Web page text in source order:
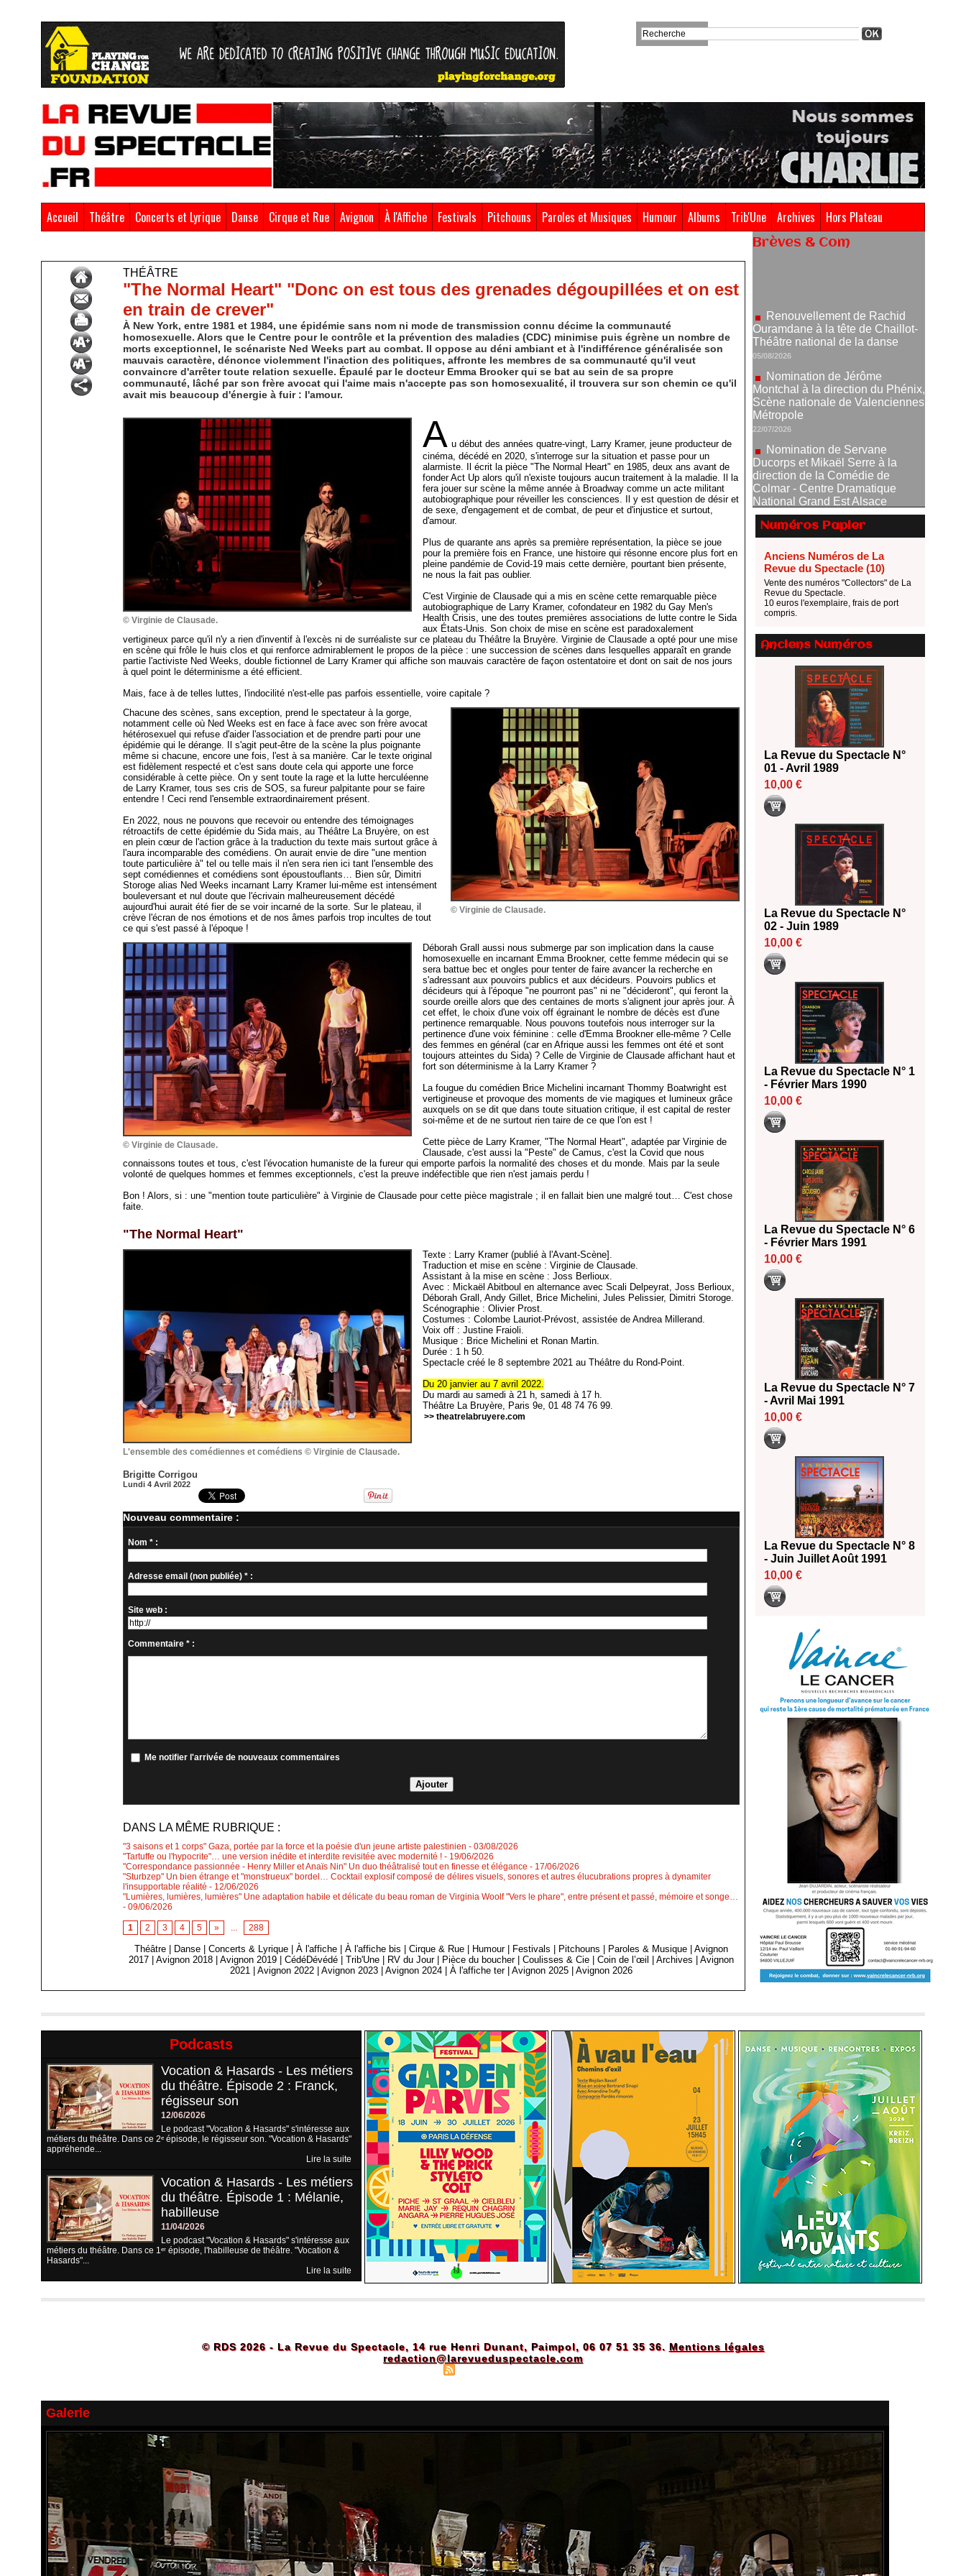
Accueil Théâtre Concerts et Lyrique Danse Cirque et Rue Avignon À l'Affiche Festivals Pitchouns Paroles et Musiques Humour Albums Trib'Une Archives Hors Plateau
THÉÂTRE
"The Normal Heart" "Donc on est tous des grenades dégoupillées et on est
en train de crever"
À New York, entre 1981 et 1984, une épidémie sans nom ni mode de transmission connu décime la communauté
homosexuelle. Alors que le Centre pour le contrôle et la prévention des maladies (CDC) minimise puis égrène un nombre de
morts exceptionnel, le scénariste Ned Weeks part au combat. Il oppose au déni ambiant et à l'indifférence généralisée son
mauvais caractère, dénonce violemment l'inaction des politiques, affronte les membres de sa communauté qu'il veut
convaincre d'arrêter toute relation sexuelle. Épaulé par le docteur Emma Brooker qui se bat au sein de sa propre
communauté, lâché par son frère avocat qui l'aime mais n'accepte pas son homosexualité, il trouvera sur son chemin ce qu'il
avait mis beaucoup d'énergie à fuir : l'amour.
© Virginie de Clausade.
A u début des années quatre-vingt, Larry Kramer, jeune producteur de
cinéma, décédé en 2020, s'interroge sur la situation et passe pour un
alarmiste. Il écrit la pièce "The Normal Heart" en 1985, deux ans avant de
fonder Act Up alors qu'il n'existe toujours aucun traitement à la maladie. Il la
fera jouer sur scène la même année à Broadway comme un acte militant
autobiographique pour réveiller les consciences. Il y est question de désir et
de sexe, d'engagement et de combat, de peur et d'injustice et surtout,
d'amour.
Plus de quarante ans après sa première représentation, la pièce se joue
pour la première fois en France, une histoire qui résonne encore plus fort en
pleine pandémie de Covid-19 mais cette dernière, pourtant bien présente,
ne nous la fait pas oublier.
C'est Virginie de Clausade qui a mis en scène cette remarquable pièce
autobiographique de Larry Kramer, cofondateur en 1982 du Gay Men's
Health Crisis, une des toutes premières associations de lutte contre le Sida
aux États-Unis. Son choix de mise en scène est paradoxalement
vertigineux parce qu'il n'y a rien d'inventif à l'excès ni de surréaliste sur ce plateau du Théâtre la Bruyère. Virginie de Clausade a opté pour une mise
en scène qui frôle le huis clos et qui renforce admirablement le propos de la pièce : une succession de scènes dans lesquelles apparaît en grande
partie l'activiste Ned Weeks, double fictionnel de Larry Kramer qui affiche son mauvais caractère de façon ostentatoire et dont on sait de nos jours
à quel point le déterminisme a été efficient.
Mais, face à de telles luttes, l'indocilité n'est-elle pas parfois essentielle, voire capitale ?
© Virginie de Clausade.
Chacune des scènes, sans exception, prend le spectateur à la gorge,
notamment celle où Ned Weeks est en face à face avec son frère avocat
hétérosexuel qui refuse d'aider l'association et de prendre parti pour une
épidémie qui le dérange. Il s'agit peut-être de la scène la plus poignante
même si chacune, encore une fois, l'est à sa manière. Car le texte original
est fidèlement respecté et c'est sans doute cela qui apporte une force
considérable à cette pièce. On y sent toute la rage et la lutte herculéenne
de Larry Kramer, tous ses cris de SOS, sa fureur palpitante pour se faire
entendre ! Ceci rend l'ensemble extraordinairement présent.
En 2022, nous ne pouvons que recevoir ou entendre des témoignages
rétroactifs de cette épidémie du Sida mais, au Théâtre La Bruyère, on est
en plein cœur de l'action grâce à la traduction du texte mais surtout grâce à
l'aura incomparable des comédiens. On aurait envie de dire "une mention
toute particulière à" tel ou telle mais il n'en sera rien ici tant l'ensemble des
sept comédiennes et comédiens sont époustouflants… Bien sûr, Dimitri
Storoge alias Ned Weeks incarnant Larry Kramer lui-même est intensément
bouleversant et nul doute que l'écrivain malheureusement décédé
aujourd'hui aurait été fier de se voir incarné de la sorte. Sur le plateau, il
crève l'écran de nos émotions et de nos âmes parfois trop incultes de tout
ce qui s'est passé à l'époque !
© Virginie de Clausade.
Déborah Grall aussi nous submerge par son implication dans la cause
homosexuelle en incarnant Emma Brookner, cette femme médecin qui se
sera battue bec et ongles pour tenter de faire avancer la recherche en
s'adressant aux pouvoirs publics et aux décideurs. Pouvoirs publics et
décideurs qui à l'époque "ne pourront pas" ni ne "décideront", qui feront la
sourde oreille alors que des centaines de morts s'alignent jour après jour. À
cet effet, le choix d'une voix off égrainant le nombre de décès est d'une
pertinence remarquable. Nous pouvons toutefois nous interroger sur la
pertinence d'une voix féminine : celle d'Emma Brookner elle-même ? Celle
des femmes en général (car en Afrique aussi les femmes ont été et sont
toujours atteintes du Sida) ? Celle de Virginie de Clausade affichant haut et
fort son déterminisme à la Larry Kramer ?
La fougue du comédien Brice Michelini incarnant Thommy Boatwright est
vertigineuse et provoque des moments de vie magiques et lumineux grâce
auxquels on se dit que dans toute situation critique, il est capital de rester
soi-même et de ne surtout rien taire de ce que l'on est !
Cette pièce de Larry Kramer, "The Normal Heart", adaptée par Virginie de
Clausade, c'est aussi la "Peste" de Camus, c'est la Covid que nous
connaissons toutes et tous, c'est l'évocation humaniste de la fureur qui emporte parfois la normalité des choses et du monde. Mais par la seule
volonté de quelques hommes et femmes exceptionnels, c'est la preuve indéfectible que rien n'est jamais perdu !
Bon ! Alors, si : une "mention toute particulière" à Virginie de Clausade pour cette pièce magistrale ; il en fallait bien une malgré tout… C'est chose
faite.
"The Normal Heart"
L'ensemble des comédiennes et comédiens © Virginie de Clausade.
Texte : Larry Kramer (publié à l'Avant-Scène].
Traduction et mise en scène : Virginie de Clausade.
Assistant à la mise en scène : Joss Berlioux.
Avec : Mickaël Abitboul en alternance avec Scali Delpeyrat, Joss Berlioux,
Déborah Grall, Andy Gillet, Brice Michelini, Jules Pelissier, Dimitri Storoge.
Scénographie : Olivier Prost.
Costumes : Colombe Lauriot-Prévost, assistée de Andrea Millerand.
Voix off : Justine Fraioli.
Musique : Brice Michelini et Ronan Martin.
Durée : 1 h 50.
Spectacle créé le 8 septembre 2021 au Théâtre du Rond-Point.
Du 20 janvier au 7 avril 2022.
Du mardi au samedi à 21 h, samedi à 17 h.
Théâtre La Bruyère, Paris 9e, 01 48 74 76 99.
>> theatrelabruyere.com
Brigitte Corrigou
Lundi 4 Avril 2022
Nouveau commentaire :
Nom * :
Adresse email (non publiée) * :
Site web :
Commentaire * :
Me notifier l'arrivée de nouveaux commentaires
DANS LA MÊME RUBRIQUE :
"3 saisons et 1 corps" Gaza, portée par la force et la poésie d'un jeune artiste palestinien - 03/08/2026
"Tartuffe ou l'hypocrite"… une version inédite et interdite revisitée avec modernité ! - 19/06/2026
"Correspondance passionnée - Henry Miller et Anaïs Nin" Un duo théâtralisé tout en finesse et élégance - 17/06/2026
"Sturbzep" Un bien étrange et "monstrueux" bordel… Cocktail explosif composé de délires visuels, sonores et autres élucubrations propres à dynamiter
l'insupportable réalité - 12/06/2026
"Lumières, lumières, lumières" Une adaptation habile et délicate du beau roman de Virginia Woolf "Vers le phare", entre présent et passé, mémoire et songe…
- 09/06/2026
1 2 3 4 5 » ... 288
Théâtre Danse |Concerts & Lyrique |À l'affiche |À l'affiche bis |Cirque & Rue Humour Festivals Pitchouns Paroles & Musique |Avignon
2017
|Avignon 2018 |Avignon 2019 |CédéDévédé |Trib'Une RV du Jour Pièce du boucher |Coulisses & Cie |Coin de l’œil |Archives |Avignon
2021
|Avignon 2022 |Avignon 2023 |Avignon 2024 |À l'affiche ter |Avignon 2025 |Avignon 2026
Brèves & Com
Nomination de Jérôme
Montchal à la direction du Phénix,
Scène nationale de Valenciennes
Métropole
22/07/2026
Nomination de Servane
Ducorps et Mikaël Serre à la
direction de la Comédie de
Colmar - Centre Dramatique
National Grand Est Alsace
07/07/2026
Thomas Jolly et Laëtitia
Guédon nommés à la direction du
TNP
02/07/2026
lauréats 2026
23/06/2026
Dispositif ARTCENA Écrire
pour le cirque, les lauréats 2026 !
20/06/2026
Le palmarès des prix SACD
2026
Les 10 lauréats du Fonds
Grandes Formes Théâtre 2026
Nomination de Nathalie
Garraud et Olivier Saccomano à
la direction du Théâtre de
Gennevilliers - CDN
13/06/2026
Dispositif SACD Auteurs
d'espaces : les lauréats 2026
Numéros Papier
Anciens Numéros de La
Revue du Spectacle (10)
Vente des numéros "Collectors" de La
Revue du Spectacle.
10 euros l'exemplaire, frais de port
compris.
Anciens Numéros
La Revue du Spectacle N°
01 - Avril 1989
10,00 €
La Revue du Spectacle N°
02 - Juin 1989
10,00 €
La Revue du Spectacle N° 1
- Février Mars 1990
10,00 €
La Revue du Spectacle N° 6
- Février Mars 1991
10,00 €
La Revue du Spectacle N° 7
- Avril Mai 1991
10,00 €
La Revue du Spectacle N° 8
- Juin Juillet Août 1991
10,00 €
Podcasts
Vocation & Hasards - Les métiers
du théâtre. Épisode 2 : Franck,
régisseur son
12/06/2026
Le podcast "Vocation & Hasards" s'intéresse aux
métiers du théâtre. Dans ce 2ᵉ épisode, le régisseur son. "Vocation & Hasards"
appréhende...
Lire la suite
Vocation & Hasards - Les métiers
du théâtre. Épisode 1 : Mélanie,
habilleuse
11/04/2026
Le podcast "Vocation & Hasards" s'intéresse aux
métiers du théâtre. Dans ce 1ᵉʳ épisode, l'habilleuse de théâtre. "Vocation &
Hasards"...
Lire la suite
© RDS 2026 - La Revue du Spectacle, 14 rue Henri Dunant, Paimpol, 06 07 51 35 36. Mentions légales
redaction@larevueduspectacle.com
Galerie